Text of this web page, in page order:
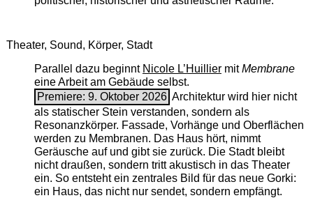
Theater, Sound, Körper, Stadt
Parallel dazu beginnt Nicole L’Huilliermit ­Membrane
eine Arbeit am Gebäude selbst.
Premiere: 9. Oktober 2026 Architektur wird hier nicht
als statischer Stein verstanden, sondern als
Resonanzkörper. Fassade, Vorhänge und Oberflächen
werden zu Membranen. Das Haus hört, nimmt
Geräusche auf und gibt sie zurück. Die Stadt bleibt
nicht draußen, sondern tritt akustisch in das Theater
ein. So entsteht ein zentrales Bild für das neue Gorki:
ein Haus, das nicht nur sendet, sondern empfängt.